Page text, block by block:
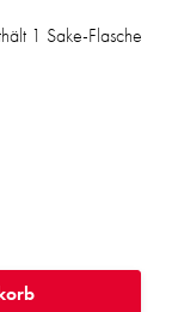
1 Sake-Flasche